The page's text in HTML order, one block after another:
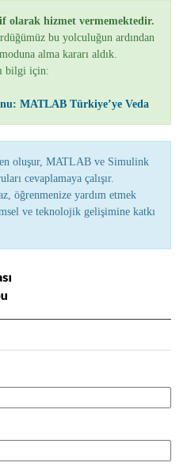
olarak hizmet vermemektedir.
bu yolculuğun ardından
alma kararı aldık.
bilgi için:
MATLAB Türkiye’ye Veda
oluşur, MATLAB ve Simulink
cevaplamaya çalışır.
öğrenmenize yardım etmek
ve teknolojik gelişimine katkı